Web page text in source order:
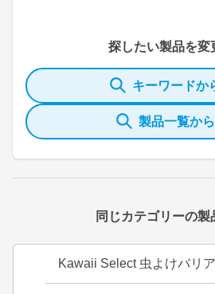
探したい製品を変
キーワードか
製品一覧か
同じカテゴリーの製
Kawaii Select 虫よけバリ